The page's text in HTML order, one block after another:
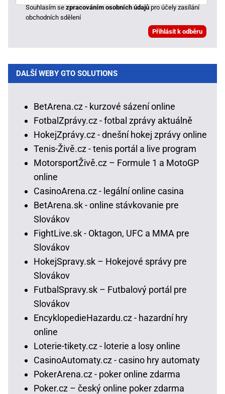
Souhlasím sezpracováním osobních údajůpro účely zasílání
obchodních sdělení
DALŠÍ WEBY GTO SOLUTIONS
BetArena.cz - kurzové sázení online
FotbalZprávy.cz - fotbal zprávy aktuálně
HokejZprávy.cz - dnešní hokej zprávy online
Tenis-Živě.cz - tenis portál a live program
MotorsportŽivě.cz – Formule 1 a MotoGP
online
CasinoArena.cz - legální online casina
BetArena.sk - online stávkovanie pre
Slovákov
FightLive.sk - Oktagon, UFC a MMA pre
Slovákov
HokejSpravy.sk – Hokejové správy pre
Slovákov
FutbalSpravy.sk – Futbalový portál pre
Slovákov
EncyklopedieHazardu.cz - hazardní hry
online
Loterie-tikety.cz - loterie a losy online
CasinoAutomaty.cz - casino hry automaty
PokerArena.cz - poker online zdarma
Poker.cz – český online poker zdarma